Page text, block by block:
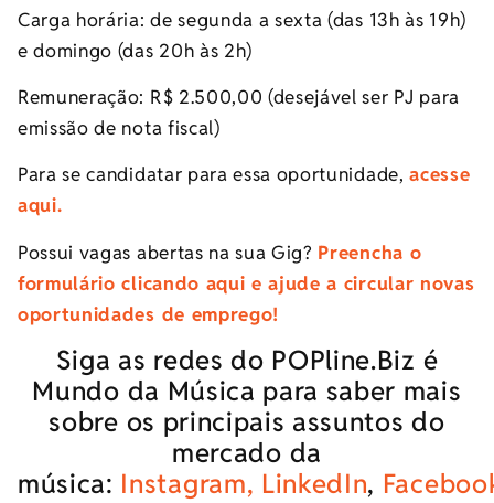
Carga horária: de segunda a sexta (das 13h às 19h)
e domingo (das 20h às 2h)
Remuneração: R$ 2.500,00 (desejável ser PJ para
emissão de nota fiscal)
Para se candidatar para essa oportunidade,acesse
aqui.
Possui vagas abertas na sua Gig? Preencha o
formulário clicando aqui e ajude a circular novas
oportunidades de emprego!
Siga as redes do POPline.Biz é
Mundo da Música para saber mais
sobre os principais assuntos do
mercado da
música: Instagram, LinkedIn,